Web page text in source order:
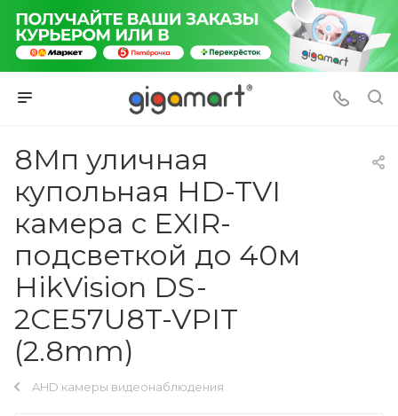
8Мп уличная
купольная HD-TVI
камера с EXIR-
подсветкой до 40м
HikVision DS-
2CE57U8T-VPIT
(2.8mm)
AHD камеры видеонаблюдения